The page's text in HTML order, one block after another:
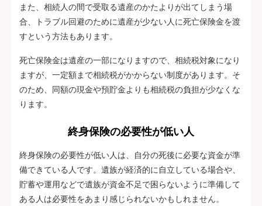
また、相続人の間で受取る遺産のかたよりが出てしまう場
合、トラブル回避のために遺産が少ない人に死亡保険金を渡
すという方法もあります。
死亡保険金は遺産の一部になりますので、相続税対象になり
ますが、一定額まで相続税がかからない制度があります。そ
のため、同額の現金や預貯金よりも相続税の負担が少なくな
ります。
終身保険の必要性が低い人
終身保険の必要性が低い人は、自分の死後に必要な資金が準
備できている人です。遺族が経済的に自立している場合や、
貯蓄や運用などで遺族が資金不足で困らないように準備して
ある人は必要性をあまり感じられないかもしれません。